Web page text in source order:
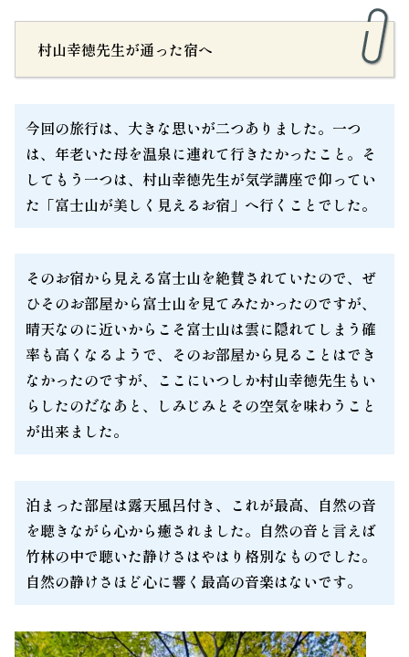
村山幸徳先生が通った宿へ
今回の旅行は、大きな思いが二つありました。一つ
は、年老いた母を温泉に連れて行きたかったこと。そ
してもう一つは、村山幸徳先生が気学講座で仰ってい
た「富士山が美しく見えるお宿」へ行くことでした。
そのお宿から見える富士山を絶賛されていたので、ぜ
ひそのお部屋から富士山を見てみたかったのですが、
晴天なのに近いからこそ富士山は雲に隠れてしまう確
率も高くなるようで、そのお部屋から見ることはでき
なかったのですが、ここにいつしか村山幸徳先生もい
らしたのだなあと、しみじみとその空気を味わうこと
が出来ました。
泊まった部屋は露天風呂付き、これが最高、自然の音
を聴きながら心から癒されました。自然の音と言えば
竹林の中で聴いた静けさはやはり格別なものでした。
自然の静けさほど心に響く最高の音楽はないです。